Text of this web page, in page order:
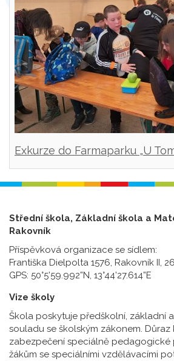
Exkurze do Farmaparku „U
Střední škola, Základní škola a
Rakovník
Příspěvková organizace se sídlem:
Františka Dielpolta 1576, Rakovník II,
GPS: 50°5’59.992”N, 13°44’27.614”E
Vize školy
Škola poskytuje předškolní, základní
souladu se školským zákonem.
zabezpečení speciálně pedagogické
žákům se speciálními vzdělávacími